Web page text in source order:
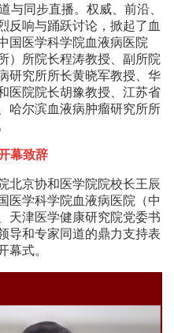
与同步直播。权威、前沿、
反响与踊跃讨论，掀起了血
国医学科学院血液病医院
）所院长程涛教授、副所院
研究所所长黄晓军教授、华
医院院长胡豫教授、江苏省
哈尔滨血液病肿瘤研究所所
幕致辞
北京协和医学院院校长王辰
医学科学院血液病医院（中
天津医学健康研究院党委书
导和专家同道的鼎力支持表
幕式。